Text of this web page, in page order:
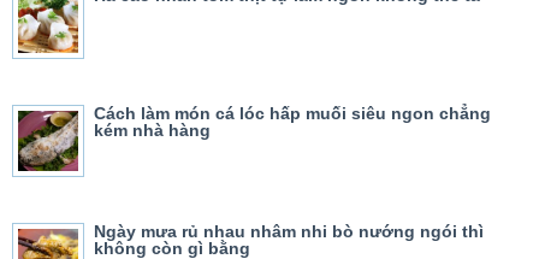
Cách làm món cá lóc hấp muối siêu ngon chẳng
kém nhà hàng
Ngày mưa rủ nhau nhâm nhi bò nướng ngói thì
không còn gì bằng